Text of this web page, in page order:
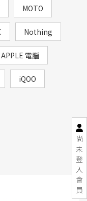
尚
未
登
入
會
員
MOTO
Nothing
APPLE 電腦
iQOO